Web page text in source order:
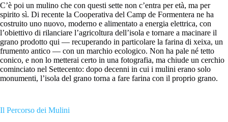
C’è poi un mulino che con questi sette non c’entra per età, ma per
spirito sì. Di recente la Cooperativa del Camp de Formentera ne ha
costruito uno nuovo, moderno e alimentato a energia elettrica, con
l’obiettivo di rilanciare l’agricoltura dell’isola e tornare a macinare il
grano prodotto qui — recuperando in particolare la farina di xeixa, un
frumento antico — con un marchio ecologico. Non ha pale né tetto
conico, e non lo metterai certo in una fotografia, ma chiude un cerchio
cominciato nel Settecento: dopo decenni in cui i mulini erano solo
monumenti, l’isola del grano torna a fare farina con il proprio grano.
Il Percorso dei Mulini